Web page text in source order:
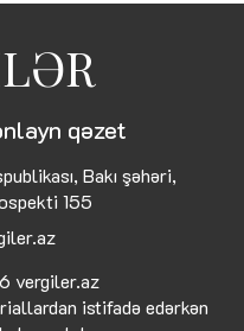
qəzet
Bakı şəhəri,
155
vergiler.az
istifadə edərkən